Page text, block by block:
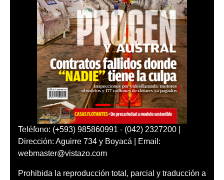
Teléfono: (+593) 985860991 - (042) 2327200 |
Dirección: Aguirre 734 y Boyacá | Email:
webmaster@vistazo.com
Prohibida la reproducción total, parcial y traducción a